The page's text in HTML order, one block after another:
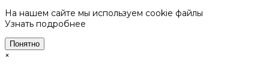
На нашем сайте мы используем cookie файлы
Узнать подробнее
Понятно
×